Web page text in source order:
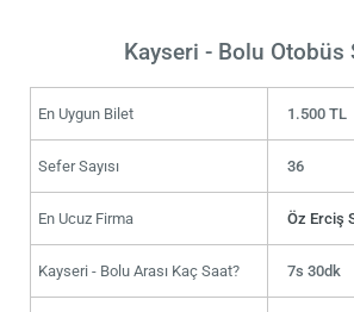
Kayseri - Bolu Otobüs
En Uygun Bilet 1.500 TL
Sefer Sayısı 36
En Ucuz Firma Öz Erciş
Kayseri - Bolu Arası Kaç Saat? 7s 30dk